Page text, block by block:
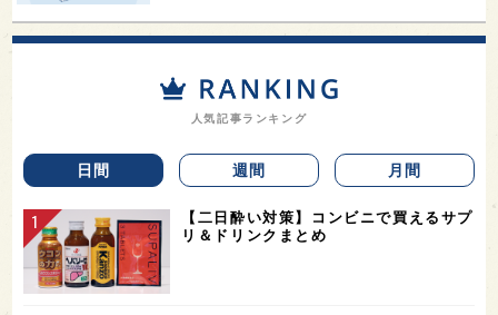
人気記事ランキング
日間 週間 月間
【二日酔い対策】コンビニで買えるサプ
リ＆ドリンクまとめ